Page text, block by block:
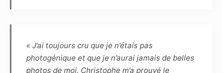
sur tout support (notamment numérique,
papier, magnétique, textile, plastique,
« J’ai toujours cru que je n’étais pas
photogénique et que je n’aurai jamais de belles
photos de moi. Christophe m’a prouvé le